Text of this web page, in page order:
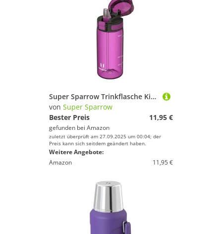
Super Sparrow Trinkflasche Kinder - TouchSip Wasserflasche - 500ml - BPA-frei - Ideale Sportflasche - Strohhalm Tritan Flasche für Kinder, Sport, Outdoor und Camping - Leicht
von Super Sparrow
Bester Preis
11,95 €
gefunden bei Amazon
zuletzt überprüft am 27.09.2025 um 00:04; der
Preis kann sich seitdem geändert haben.
Weitere Angebote:
Amazon
11,95 €